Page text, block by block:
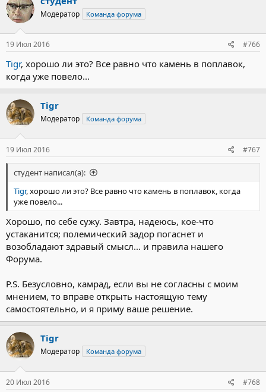
Модератор Команда форума
19 Июл 2016 #766
Tigr, хорошо ли это? Все равно что камень в поплавок,
когда уже повело...
Tigr
Модератор Команда форума
19 Июл 2016 #767
студент написал(а):
Tigr, хорошо ли это? Все равно что камень в поплавок, когда
уже повело...
Хорошо, по себе сужу. Завтра, надеюсь, кое-что
устаканится; полемический задор погаснет и
возобладают здравый смысл... и правила нашего
Форума.
P.S. Безусловно, камрад, если вы не согласны с моим
мнением, то вправе открыть настоящую тему
самостоятельно, и я приму ваше решение.
Tigr
Модератор Команда форума
20 Июл 2016 #768